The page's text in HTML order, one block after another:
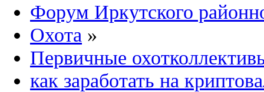
Форум Иркутского
Охота »
Первичные
как заработать на